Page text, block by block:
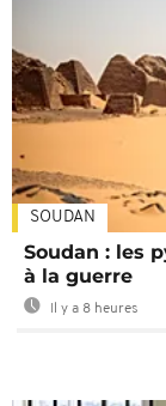
SOUDAN
Soudan : les
à la guerre
Il y a 8 heures